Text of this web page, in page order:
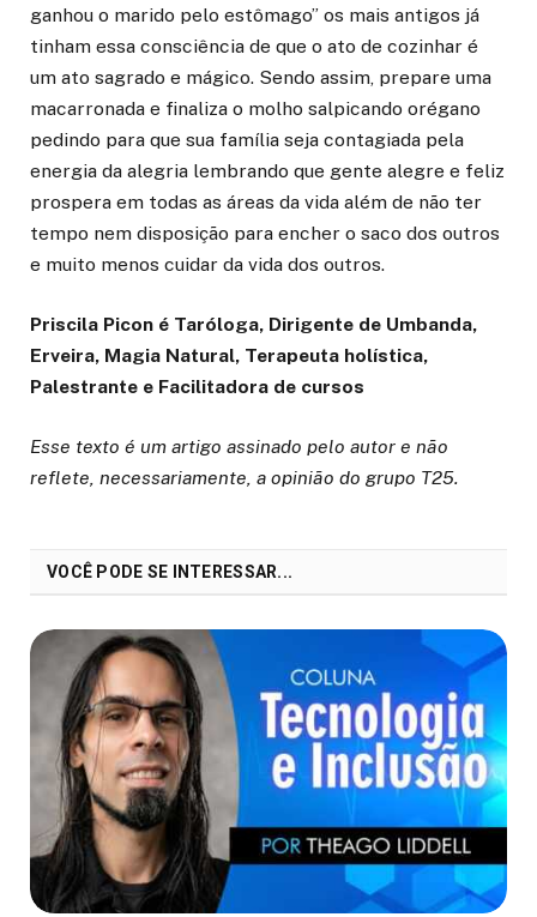
ganhou o marido pelo estômago” os mais antigos já
tinham essa consciência de que o ato de cozinhar é
um ato sagrado e mágico. Sendo assim, prepare uma
macarronada e finaliza o molho salpicando orégano
pedindo para que sua família seja contagiada pela
energia da alegria lembrando que gente alegre e feliz
prospera em todas as áreas da vida além de não ter
tempo nem disposição para encher o saco dos outros
e muito menos cuidar da vida dos outros.
Priscila Picon é Taróloga, Dirigente de Umbanda,
Erveira, Magia Natural, Terapeuta holística,
Palestrante e Facilitadora de cursos
Esse texto é um artigo assinado pelo autor e não
reflete, necessariamente, a opinião do grupo T25.
VOCÊ PODE SE INTERESSAR...